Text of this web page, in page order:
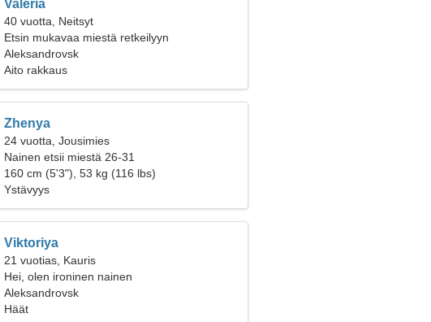
Valeria
40 vuotta, Neitsyt
Etsin mukavaa miestä retkeilyyn
Aleksandrovsk
Aito rakkaus
Zhenya
24 vuotta, Jousimies
Nainen etsii miestä 26-31
160 cm (5'3"), 53 kg (116 lbs)
Ystävyys
Viktoriya
21 vuotias, Kauris
Hei, olen ironinen nainen
Aleksandrovsk
Häät